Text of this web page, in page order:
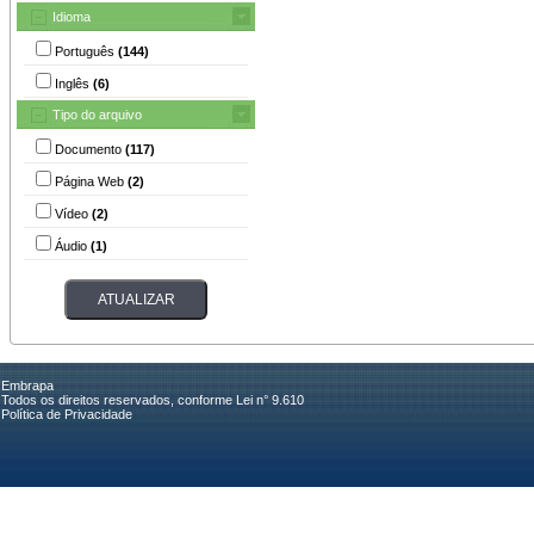
Idioma
Português (144)
Inglês (6)
Tipo do arquivo
Documento (117)
Página Web (2)
Vídeo (2)
Áudio (1)
Embrapa
Todos os direitos reservados, conforme Lei n° 9.610
Política de Privacidade